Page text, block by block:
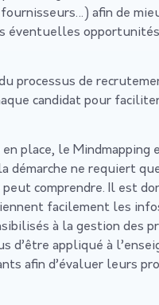
afin de
éventuelles opportunités
processus de
candidat pour
place, le
démarche ne requiert
comprendre. Il est
facilement les
à la gestion des
d’être appliqué à
afin d’évaluer leurs